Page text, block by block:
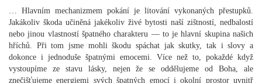
… Hlavním mechanizmem pokání je litování vykonaných přestupků.
Jakákoliv škoda učiněná jakékoliv živé bytosti naší zištností, nedbalostí
nebo jinou vlastností špatného charakteru — to je hlavní skupina našich
hříchů. Při tom jsme mohli škodu spáchat jak skutky, tak i slovy a
dokonce i jednoduše špatnými emocemi. Více než to, pokaždé když
vystoupíme ze stavu lásky, nejen že se oddělujeme od Boha, ale
znečišťujeme energiemi svých špatných emocí i okolní prostor uvnitř